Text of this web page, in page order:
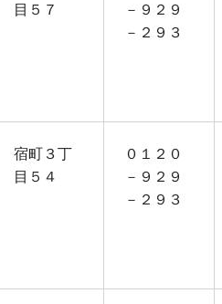
目５７
－９２９
－２９３
宿町３丁
目５４
０１２０
－９２９
－２９３